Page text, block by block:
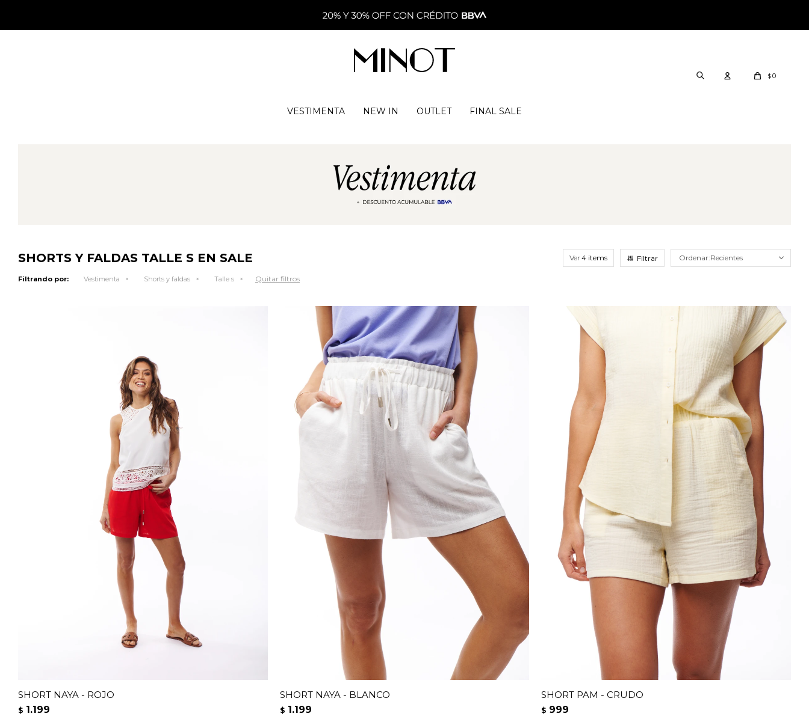
VESTIMENTA NEW IN OUTLET FINAL SALE
$0
SHORTS Y FALDAS TALLE S EN SALE Ver Recientes
Filtrando por: Vestimenta Shorts y faldas Talle s Quitar filtros
SHORT NAYA - ROJO
$ 1.199
SHORT NAYA - BLANCO
$ 1.199
SHORT PAM - CRUDO
$ 999